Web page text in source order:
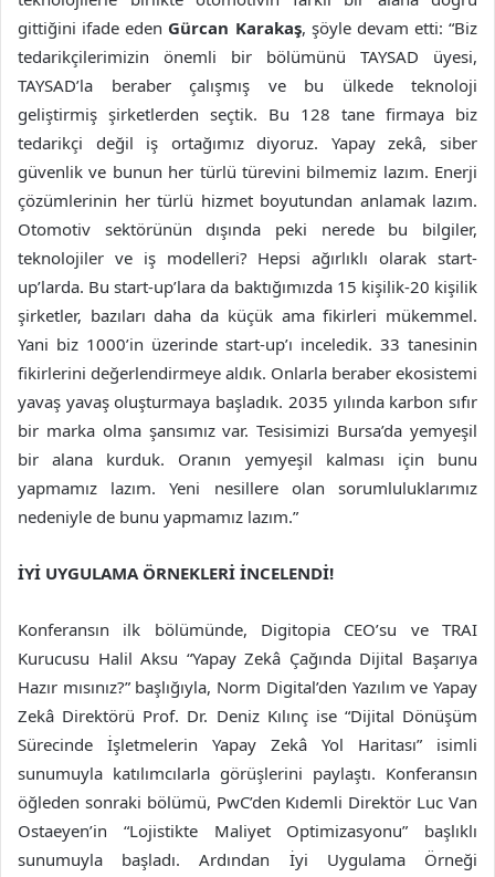
gittiğini ifade eden Gürcan Karakaş, şöyle devam etti: “Biz
tedarikçilerimizin önemli bir bölümünü TAYSAD üyesi,
TAYSAD’la beraber çalışmış ve bu ülkede teknoloji
geliştirmiş şirketlerden seçtik. Bu 128 tane firmaya biz
tedarikçi değil iş ortağımız diyoruz. Yapay zekâ, siber
güvenlik ve bunun her türlü türevini bilmemiz lazım. Enerji
çözümlerinin her türlü hizmet boyutundan anlamak lazım.
Otomotiv sektörünün dışında peki nerede bu bilgiler,
teknolojiler ve iş modelleri? Hepsi ağırlıklı olarak start-
up’larda. Bu start-up’lara da baktığımızda 15 kişilik-20 kişilik
şirketler, bazıları daha da küçük ama fikirleri mükemmel.
Yani biz 1000’in üzerinde start-up’ı inceledik. 33 tanesinin
fikirlerini değerlendirmeye aldık. Onlarla beraber ekosistemi
yavaş yavaş oluşturmaya başladık. 2035 yılında karbon sıfır
bir marka olma şansımız var. Tesisimizi Bursa’da yemyeşil
bir alana kurduk. Oranın yemyeşil kalması için bunu
yapmamız lazım. Yeni nesillere olan sorumluluklarımız
nedeniyle de bunu yapmamız lazım.”
İYİ UYGULAMA ÖRNEKLERİ İNCELENDİ!
Konferansın ilk bölümünde, Digitopia CEO’su ve TRAI
Kurucusu Halil Aksu “Yapay Zekâ Çağında Dijital Başarıya
Hazır mısınız?” başlığıyla, Norm Digital’den Yazılım ve Yapay
Zekâ Direktörü Prof. Dr. Deniz Kılınç ise “Dijital Dönüşüm
Sürecinde İşletmelerin Yapay Zekâ Yol Haritası” isimli
sunumuyla katılımcılarla görüşlerini paylaştı. Konferansın
öğleden sonraki bölümü, PwC’den Kıdemli Direktör Luc Van
Ostaeyen’in “Lojistikte Maliyet Optimizasyonu” başlıklı
sunumuyla başladı. Ardından İyi Uygulama Örneği